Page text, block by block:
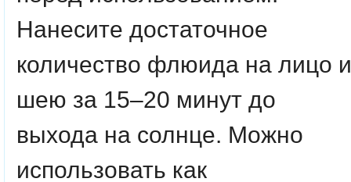
Нанесите достаточное
количество флюида на лицо и
шею за 15–20 минут до
выхода на солнце. Можно
использовать как